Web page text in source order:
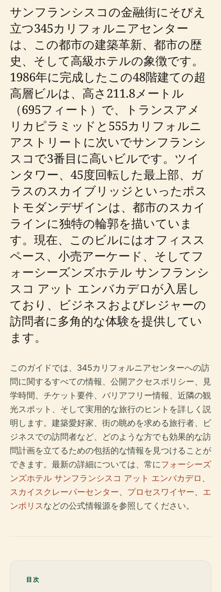
サンフランシスコの金融街にそびえ
立つ345カリフォルニアセンター
は、この都市の建築革新、都市の歴
史、そして高級ホテルの象徴です。
1986年に完成したこの48階建ての超
高層ビルは、高さ211.8メートル
（695フィート）で、トランスアメ
リカピラミッドと555カリフォルニ
アストリートに次いでサンフランシ
スコで3番目に高いビルです。ツイ
ンタワー、45度回転した最上部、ガ
ラスのスカイブリッジといったポス
トモダンデザインは、都市のスカイ
ラインに独特の輪郭を描いていま
す。現在、このビルにはオフィスス
ペース、小売アーケード、そしてフ
ォーシーズンズホテル サンフランシ
スコ アット エンバカデロが入居し
ており、ビジネスおよびレジャーの
訪問者に多角的な体験を提供してい
ます。
このガイドでは、345カリフォルニアセンターへの訪
問に関するすべての情報、公開アクセスポリシー、見
学時間、チケット要件、バリアフリー情報、近隣の観
光スポット、そして実用的な旅行のヒントを詳しく説
明します。建築愛好家、街の眺めを求める旅行者、ビ
ジネスでの訪問者など、どのような方でも効果的な訪
問計画を立てるための包括的な情報を見つけることが
できます。最新の詳細については、常にフォーシーズ
ンズホテル サンフランシスコ アット エンバカデロ 、
スカイスクレーパーセンター、 プロセスワイヤー、 エ
ンポリスなどの公式情報源を参照してください。
目次